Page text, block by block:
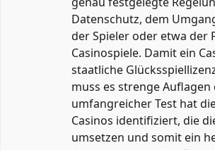
Datenschutz, dem
der Spieler oder etwa der
Casinospiele. Damit ein
staatliche
muss es strenge
umfangreicher Test hat
Casinos identifiziert, die
umsetzen und somit ein